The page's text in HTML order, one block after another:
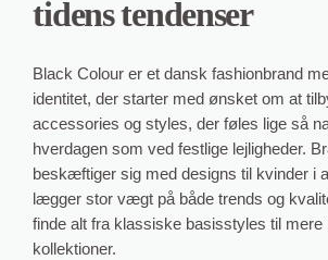
tidens tendenser
Black Colour er et dansk fashionbrand
identitet, der starter med ønsket om at
accessories og styles, der føles lige så
hverdagen som ved festlige lejligheder.
beskæftiger sig med designs til kvinder i
lægger stor vægt på både trends og
finde alt fra klassiske basisstyles til mere
kollektioner.